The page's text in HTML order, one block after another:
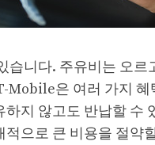
습니다. 주유비는 오
Mobile은 여러 가지
지 않고도 반납할 수
으로 큰 비용을 절약